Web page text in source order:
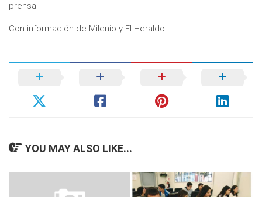
prensa.
Con información de Milenio y El Heraldo
YOU MAY ALSO LIKE...